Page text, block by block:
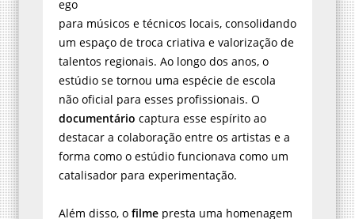
ego
para músicos e técnicos locais, consolidando
um espaço de troca criativa e valorização de
talentos regionais. Ao longo dos anos, o
estúdio se tornou uma espécie de escola
não oficial para esses profissionais. O
documentário captura esse espírito ao
destacar a colaboração entre os artistas e a
forma como o estúdio funcionava como um
catalisador para experimentação.
Além disso, o filme presta uma homenagem